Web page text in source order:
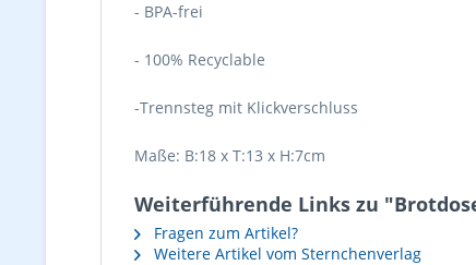
- BPA-frei
- 100% Recyclable
-Trennsteg mit Klickverschluss
Maße: B:18 x T:13 x H:7cm
Weiterführende Links zu
Fragen zum Artikel?
Weitere Artikel vom Sternchenverlag